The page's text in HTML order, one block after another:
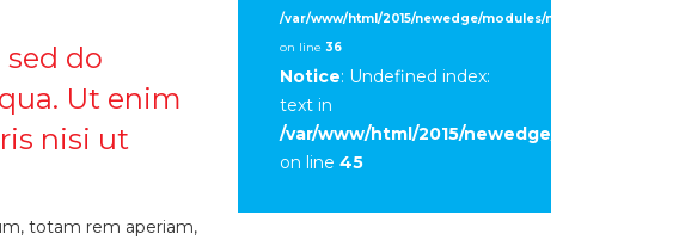
do
Ut enim
nisi ut
totam rem aperiam,
/var/www/html/2015/newedge/modules/mod_sp_tweet/
on line 36
Notice: Undefined index:
text in
/var/www/html/2015/newedge/modules/
on line 45